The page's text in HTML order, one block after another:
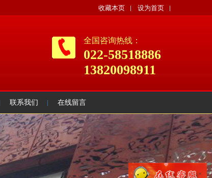
收藏本页 设为首页
全国咨询热线：
022-58518886
13820098911
联系我们 在线留言
×